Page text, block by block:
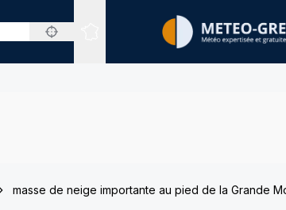
Sites expertisés
masse de neige importante au pied de la Grande